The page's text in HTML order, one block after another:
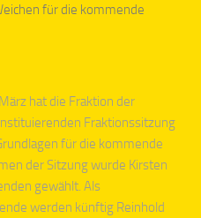
für die kommende
hat die Fraktion der
Fraktionssitzung
für die kommende
der Sitzung wurde Kirsten
gewählt. Als
werden künftig Reinhold